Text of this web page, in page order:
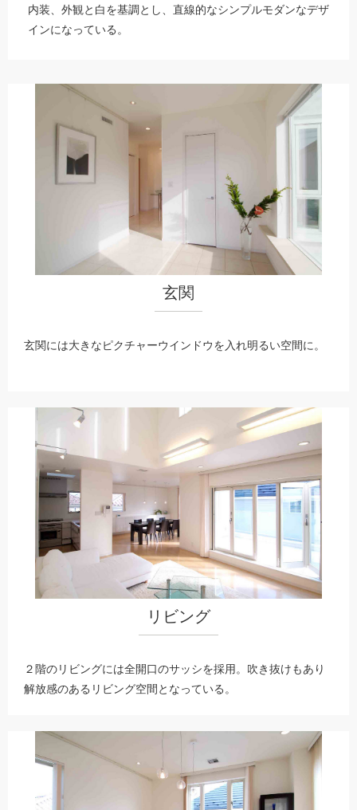
内装、外観と白を基調とし、直線的なシンプルモダンなデザ
インになっている。
玄関
玄関には大きなピクチャーウインドウを入れ明るい空間に。
リビング
２階のリビングには全開口のサッシを採用。吹き抜けもあり
解放感のあるリビング空間となっている。